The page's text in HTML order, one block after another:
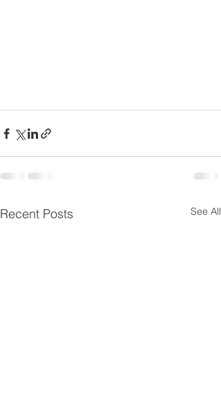
Recent Posts See All